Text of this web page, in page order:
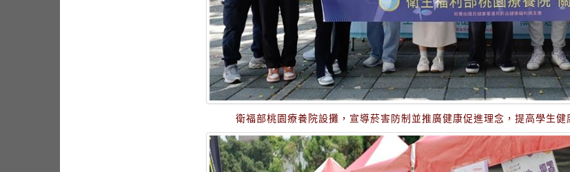
衛福部桃園療養院設攤，宣導菸害防制並推廣健康促進理念，提高學生健